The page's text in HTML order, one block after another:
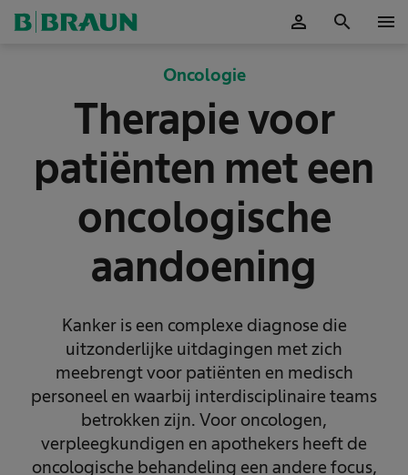
person search menu
Oncologie
Therapie voor
patiënten met een
oncologische
aandoening
Kanker is een complexe diagnose die
uitzonderlijke uitdagingen met zich
meebrengt voor patiënten en medisch
personeel en waarbij interdisciplinaire teams
betrokken zijn. Voor oncologen,
verpleegkundigen en apothekers heeft de
oncologische behandeling een andere focus,